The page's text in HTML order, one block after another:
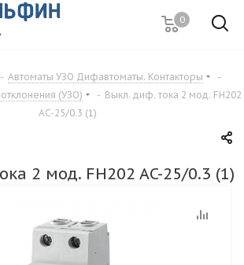
0
- Автоматы УЗО Дифавтоматы. Контакторы
-
(УЗО)
- Выкл. диф. тока 2 мод. FH202
AC-25/0.3 (1)
2 мод. FH202 AC-25/0.3 (1)